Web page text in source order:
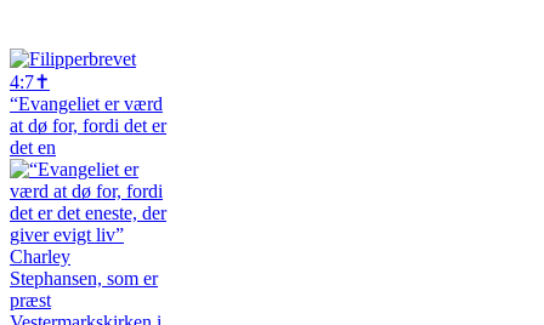
“Evangeliet er værd
at dø for, fordi det er
det en